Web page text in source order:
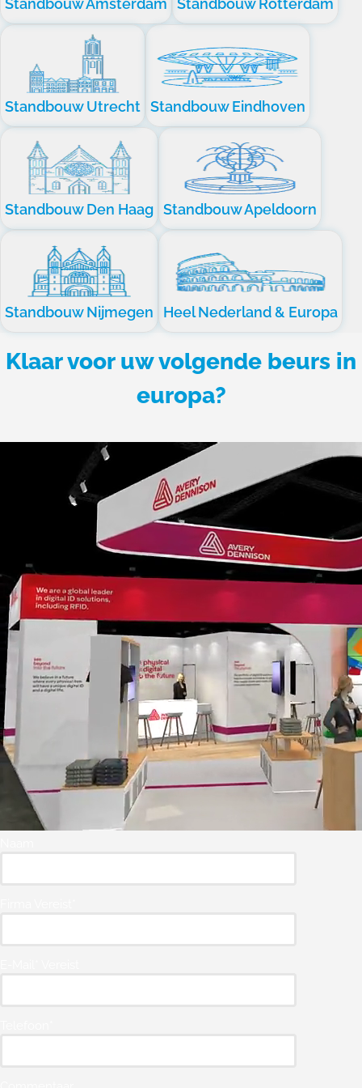
Standbouw Amsterdam Standbouw Rotterdam
Standbouw Utrecht Standbouw Eindhoven
Standbouw Den Haag Standbouw Apeldoorn
Standbouw Nijmegen Heel Nederland & Europa
Klaar voor uw volgende beurs in
europa?